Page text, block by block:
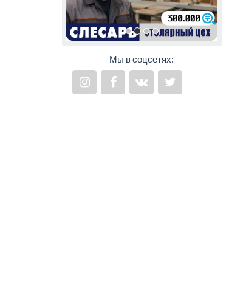
Мы в соцсетях: